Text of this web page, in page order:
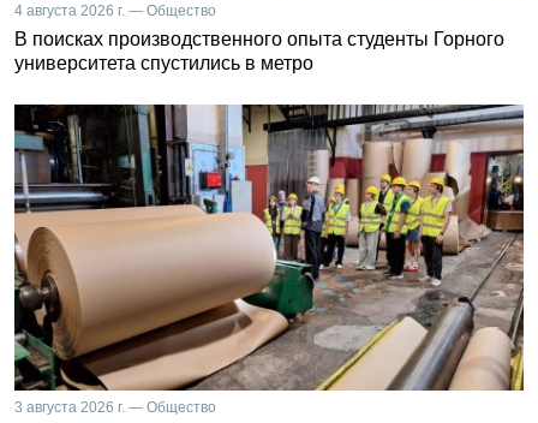
4 августа 2026 г. — Общество
В поисках производственного опыта студенты Горного
университета спустились в метро
3 августа 2026 г. — Общество